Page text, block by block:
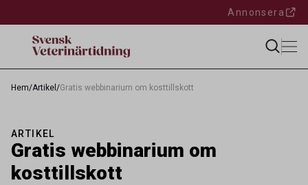
Annonsera
Hem/Artikel /Gratis webbinarium om kosttillskott
ARTIKEL
Gratis webbinarium om
kosttillskott